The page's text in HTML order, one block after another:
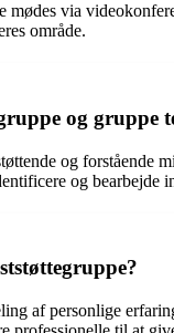
mødes via
område.
og gruppe
og
og bearbejde
af personlige